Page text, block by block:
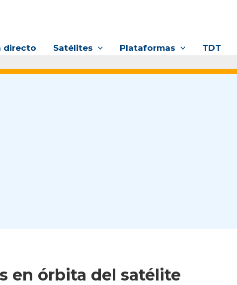
directo Satélites Plataformas TDT
en órbita del satélite